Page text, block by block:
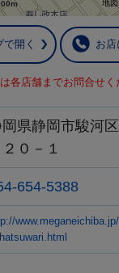
地
開く お
各店舗までお問合せく
岡県静岡市駿河
２０－１
654-5388